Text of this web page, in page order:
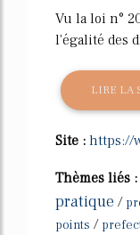
Vu la loi n°
l'égalité des
LIRE LA
Site : https://
Thèmes liés :
pratique /
points /